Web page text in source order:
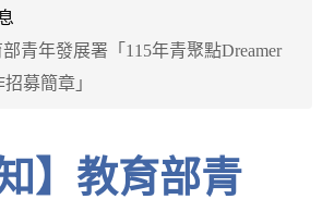
部青年發展署「115年青聚點Dreamer
募簡章」